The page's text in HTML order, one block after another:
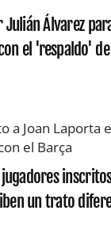
Julián Álvarez
el 'respaldo'
un trato